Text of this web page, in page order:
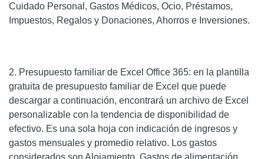
Cuidado Personal, Gastos Médicos, Ocio, Préstamos,
Impuestos, Regalos y Donaciones, Ahorros e Inversiones.
2. Presupuesto familiar de Excel Office 365: en la plantilla
gratuita de presupuesto familiar de Excel que puede
descargar a continuación, encontrará un archivo de Excel
personalizable con la tendencia de disponibilidad de
efectivo. Es una sola hoja con indicación de ingresos y
gastos mensuales y promedio relativo. Los gastos
considerados son Alojamiento, Gastos de alimentación,